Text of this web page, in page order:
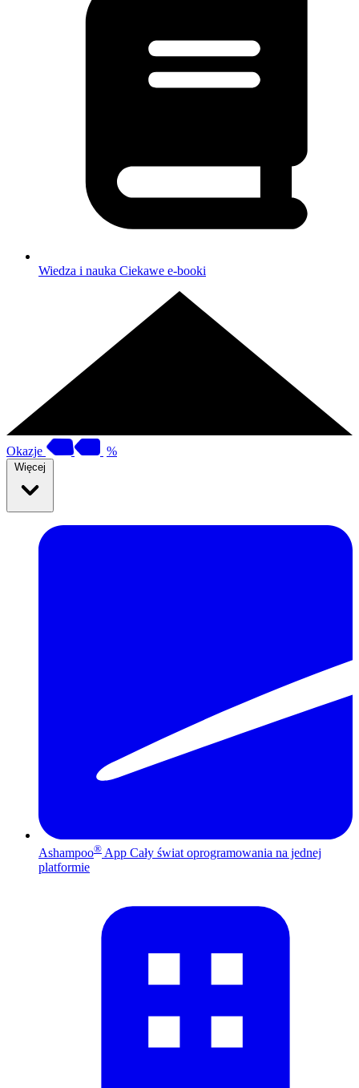
Wiedza i nauka Ciekawe e-booki
Okazje %
Więcej
Ashampoo® App Cały świat oprogramowania na jednej
platformie